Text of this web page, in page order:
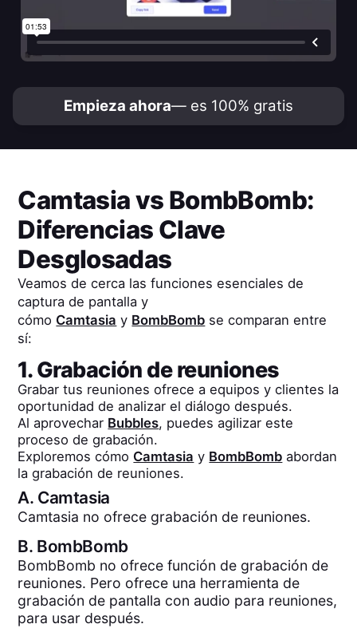
Empieza ahora— es 100% gratis
Camtasiavs BombBomb:
Diferencias Clave
Desglosadas
Veamos de cerca las funciones esenciales de
captura de pantalla y
cómo Camtasia y BombBomb se comparan entre
sí:
1. Grabación de reuniones
Grabar tus reuniones ofrece a equipos y clientes la
oportunidad de analizar el diálogo después.
Al aprovechar Bubbles, puedes agilizar este
proceso de grabación.
Exploremos cómo Camtasia y BombBomb abordan
la grabación de reuniones.
A. Camtasia
Camtasia no ofrece grabación de reuniones.
B. BombBomb
BombBomb no ofrece función de grabación de
reuniones. Pero ofrece una herramienta de
grabación de pantalla con audio para reuniones,
para usar después.